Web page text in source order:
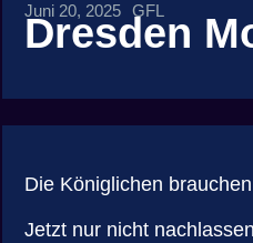
Juni 20, 2025 GFL
Dresden
Die Königlichen
Jetzt nur nicht